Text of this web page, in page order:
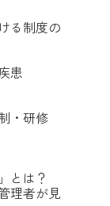
る制度の
患
・研修
とは？
理者が見